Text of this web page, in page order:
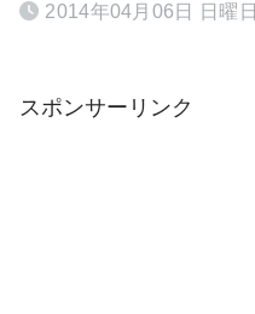
2014年04月06日 日曜日
スポンサーリンク